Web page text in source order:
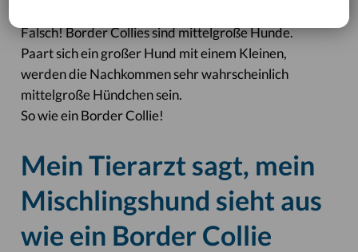
Falsch! Border Collies sind mittelgroße Hunde.
Paart sich ein großer Hund mit einem Kleinen,
werden die Nachkommen sehr wahrscheinlich
mittelgroße Hündchen sein.
So wie ein Border Collie!
Mein Tierarzt sagt, mein
Mischlingshund sieht aus
wie ein Border Collie